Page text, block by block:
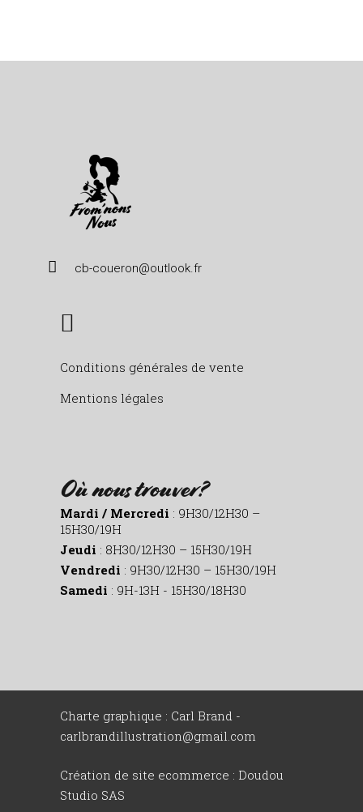
cb-coueron@outlook.fr
Conditions générales de vente
Mentions légales
Où nous trouver?
Mardi / Mercredi : 9H30/12H30 –
15H30/19H
Jeudi : 8H30/12H30 – 15H30/19H
Vendredi : 9H30/12H30 – 15H30/19H
Samedi : 9H-13H - 15H30/18H30
Charte graphique : Carl Brand -
carlbrandillustration@gmail.com
Création de site ecommerce : Doudou
Studio SAS